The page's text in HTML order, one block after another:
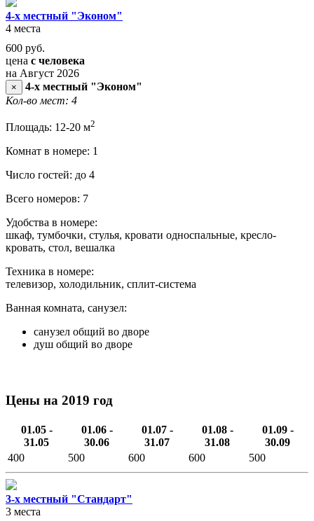
4-х местный "Эконом"
4 места
600 руб.
цена с человека
на Август 2026
×
4-х местный "Эконом"
Кол-во мест: 4
Площадь: 12-20 м2
Комнат в номере: 1
Число гостей: до 4
Всего номеров: 7
Удобства в номере:
шкаф, тумбочки, стулья, кровати односпальные, кресло-
кровать, стол, вешалка
Техника в номере:
телевизор, холодильник, сплит-система
Ванная комната, санузел:
санузел общий во дворе
душ общий во дворе
Цены на 2019 год
01.05 -
31.05
01.06 -
30.06
01.07 -
31.07
01.08 -
31.08
01.09 -
30.09
400
500 600 600 500
3-х местный "Стандарт"
3 места